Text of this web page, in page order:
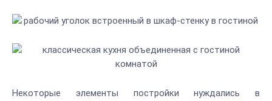
Некоторые элементы постройки нуждались в